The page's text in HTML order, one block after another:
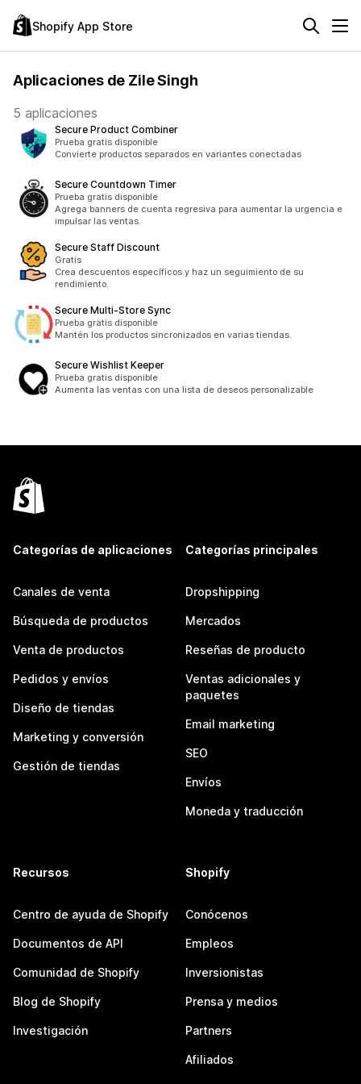
Shopify App Store
Aplicaciones de Zile Singh
5 aplicaciones
Secure Product Combiner
Prueba gratis disponible
Convierte productos separados en variantes conectadas
Secure Countdown Timer
Prueba gratis disponible
Agrega banners de cuenta regresiva para aumentar la urgencia e
impulsar las ventas.
Secure Staff Discount
Gratis
Crea descuentos específicos y haz un seguimiento de su
rendimiento.
Secure Multi‑Store Sync
Prueba gratis disponible
Mantén los productos sincronizados en varias tiendas.
Secure Wishlist Keeper
Prueba gratis disponible
Aumenta las ventas con una lista de deseos personalizable
Categorías de aplicaciones
Canales de venta
Búsqueda de productos
Venta de productos
Pedidos y envíos
Diseño de tiendas
Marketing y conversión
Gestión de tiendas
Categorías principales
Dropshipping
Mercados
Reseñas de producto
Ventas adicionales y
paquetes
Email marketing
SEO
Envíos
Moneda y traducción
Recursos
Centro de ayuda de Shopify
Documentos de API
Comunidad de Shopify
Blog de Shopify
Investigación
Shopify
Conócenos
Empleos
Inversionistas
Prensa y medios
Partners
Afiliados